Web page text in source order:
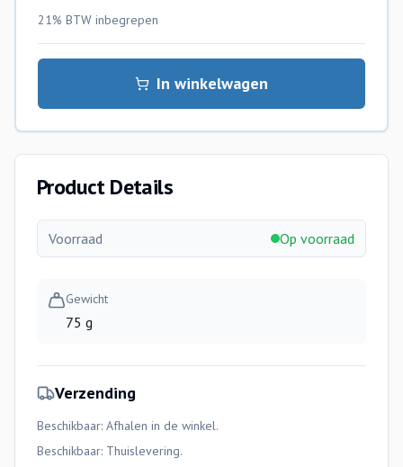
21% BTW inbegrepen
In winkelwagen
Product Details
Voorraad Op voorraad
Gewicht
75 g
Verzending
Beschikbaar: Afhalen in de winkel.
Beschikbaar: Thuislevering.